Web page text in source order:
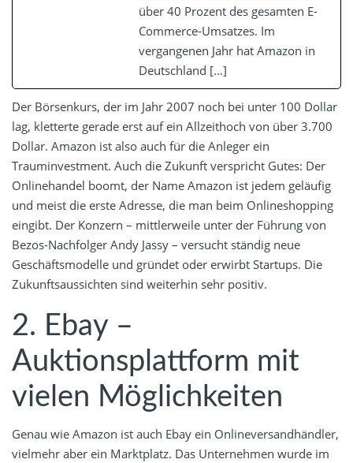
über 40 Prozent des gesamten E-
Commerce-Umsatzes. Im
vergangenen Jahr hat Amazon in
Deutschland […]
Der Börsenkurs, der im Jahr 2007 noch bei unter 100 Dollar
lag, kletterte gerade erst auf ein Allzeithoch von über 3.700
Dollar. Amazon ist also auch für die Anleger ein
Trauminvestment. Auch die Zukunft verspricht Gutes: Der
Onlinehandel boomt, der Name Amazon ist jedem geläufig
und meist die erste Adresse, die man beim Onlineshopping
eingibt. Der Konzern – mittlerweile unter der Führung von
Bezos-Nachfolger Andy Jassy – versucht ständig neue
Geschäftsmodelle und gründet oder erwirbt Startups. Die
Zukunftsaussichten sind weiterhin sehr positiv.
2. Ebay –
Auktionsplattform mit
vielen Möglichkeiten
Genau wie Amazon ist auch Ebay ein Onlineversandhändler,
vielmehr aber ein Marktplatz. Das Unternehmen wurde im